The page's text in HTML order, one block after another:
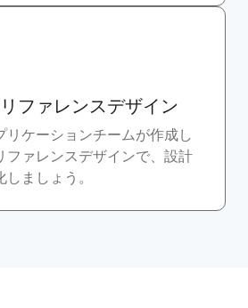
ファレンスデザイン
リケーションチームが作成し
ファレンスデザインで、設計
ましょう。